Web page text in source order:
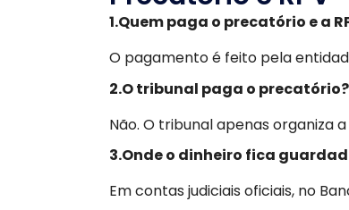
1.Quem paga o precatório e a
O pagamento é feito pela
2.O tribunal paga o precatório?
Não. O tribunal apenas organiza
3.Onde o dinheiro fica
Em contas judiciais oficiais, no